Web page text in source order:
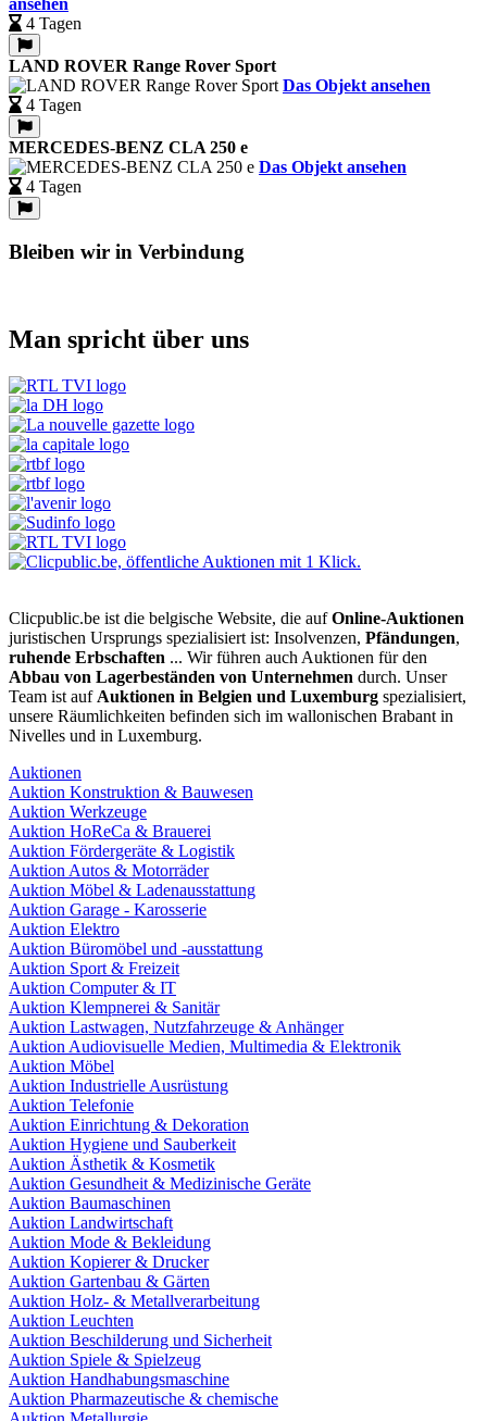
4 Tagen
LAND ROVER Range Rover Sport
Das Objekt ansehen
4 Tagen
MERCEDES-BENZ CLA 250 e
Das Objekt ansehen
4 Tagen
Bleiben wir in Verbindung
Man spricht über uns
Clicpublic.be ist die belgische Website, die aufOnline-Auktionen
juristischen Ursprungs spezialisiert ist: Insolvenzen, Pfändungen,
ruhende Erbschaften ... Wir führen auch Auktionen für den
Abbau von Lagerbeständen von Unternehmen durch. Unser
Team ist auf Auktionen in Belgien und Luxemburg spezialisiert,
unsere Räumlichkeiten befinden sich im wallonischen Brabant in
Nivelles und in Luxemburg.
Auktionen
Auktion Konstruktion & Bauwesen
Auktion Werkzeuge
Auktion HoReCa & Brauerei
Auktion Fördergeräte & Logistik
Auktion Autos & Motorräder
Auktion Möbel & Ladenausstattung
Auktion Garage - Karosserie
Auktion Elektro
Auktion Büromöbel und -ausstattung
Auktion Sport & Freizeit
Auktion Computer & IT
Auktion Klempnerei & Sanitär
Auktion Lastwagen, Nutzfahrzeuge & Anhänger
Auktion Audiovisuelle Medien, Multimedia & Elektronik
Auktion Möbel
Auktion Industrielle Ausrüstung
Auktion Telefonie
Auktion Einrichtung & Dekoration
Auktion Hygiene und Sauberkeit
Auktion Ästhetik & Kosmetik
Auktion Gesundheit & Medizinische Geräte
Auktion Baumaschinen
Auktion Landwirtschaft
Auktion Mode & Bekleidung
Auktion Kopierer & Drucker
Auktion Gartenbau & Gärten
Auktion Holz- & Metallverarbeitung
Auktion Leuchten
Auktion Beschilderung und Sicherheit
Auktion Spiele & Spielzeug
Auktion Handhabungsmaschine
Auktion Pharmazeutische & chemische